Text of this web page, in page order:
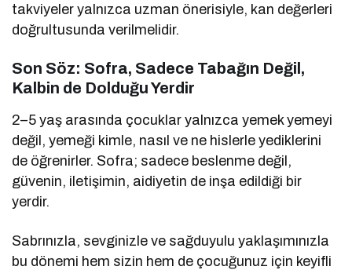
takviyeler yalnızca uzman önerisiyle, kan değerleri
doğrultusunda verilmelidir.
Son Söz: Sofra, Sadece Tabağın Değil,
Kalbin de Dolduğu Yerdir
2–5 yaş arasında çocuklar yalnızca yemek yemeyi
değil, yemeği kimle, nasıl ve ne hislerle yediklerini
de öğrenirler. Sofra; sadece beslenme değil,
güvenin, iletişimin, aidiyetin de inşa edildiği bir
yerdir.
Sabrınızla, sevginizle ve sağduyulu yaklaşımınızla
bu dönemi hem sizin hem de çocuğunuz için keyifli